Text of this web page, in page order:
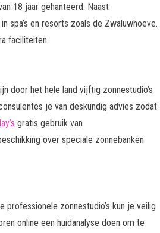
18 jaar gehanteerd. Naast
spa’s en resorts zoals de Zwaluwhoeve.
faciliteiten.
door het hele land vijftig zonnestudio’s
je van deskundig advies zodat
gratis gebruik van
over speciale zonnebanken
professionele zonnestudio’s kun je veilig
online een huidanalyse doen om te